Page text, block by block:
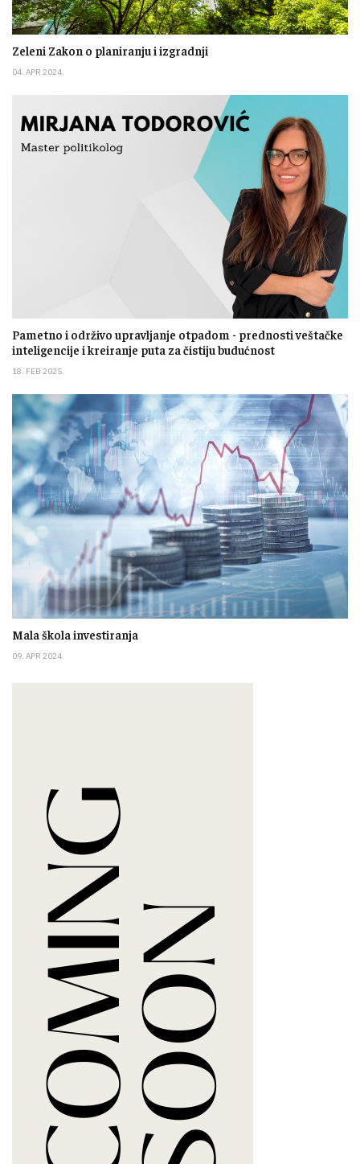
Zeleni Zakon o planiranju i izgradnji
04. APR 2024.
Pametno i održivo upravljanje otpadom - prednosti veštačke
inteligencije i kreiranje puta za čistiju budućnost
18. FEB 2025.
Mala škola investiranja
09. APR 2024.